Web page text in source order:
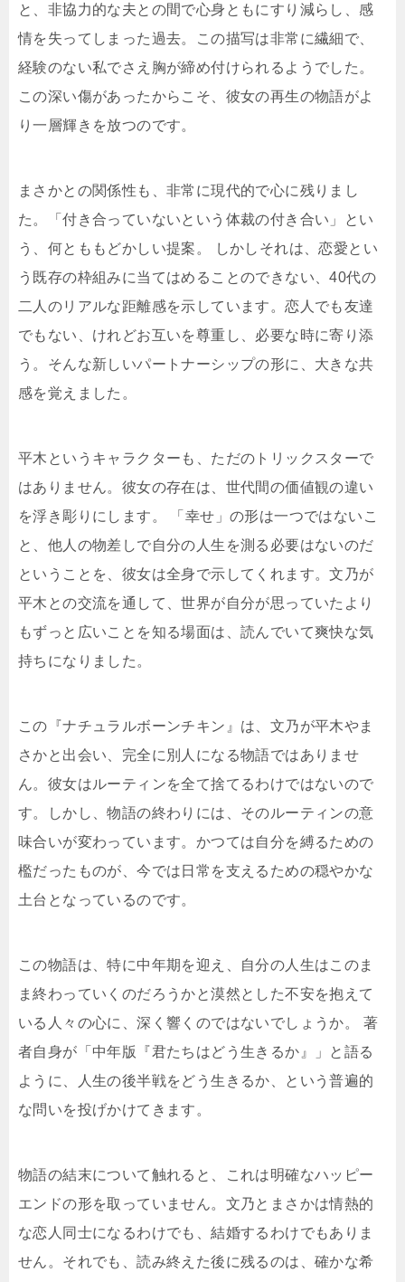
と、非協力的な夫との間で心身ともにすり減らし、感
情を失ってしまった過去。この描写は非常に繊細で、
経験のない私でさえ胸が締め付けられるようでした。
この深い傷があったからこそ、彼女の再生の物語がよ
り一層輝きを放つのです。
まさかとの関係性も、非常に現代的で心に残りまし
た。「付き合っていないという体裁の付き合い」とい
う、何とももどかしい提案。 しかしそれは、恋愛とい
う既存の枠組みに当てはめることのできない、40代の
二人のリアルな距離感を示しています。恋人でも友達
でもない、けれどお互いを尊重し、必要な時に寄り添
う。そんな新しいパートナーシップの形に、大きな共
感を覚えました。
平木というキャラクターも、ただのトリックスターで
はありません。彼女の存在は、世代間の価値観の違い
を浮き彫りにします。 「幸せ」の形は一つではないこ
と、他人の物差しで自分の人生を測る必要はないのだ
ということを、彼女は全身で示してくれます。文乃が
平木との交流を通して、世界が自分が思っていたより
もずっと広いことを知る場面は、読んでいて爽快な気
持ちになりました。
この『ナチュラルボーンチキン』は、文乃が平木やま
さかと出会い、完全に別人になる物語ではありませ
ん。彼女はルーティンを全て捨てるわけではないので
す。しかし、物語の終わりには、そのルーティンの意
味合いが変わっています。かつては自分を縛るための
檻だったものが、今では日常を支えるための穏やかな
土台となっているのです。
この物語は、特に中年期を迎え、自分の人生はこのま
ま終わっていくのだろうかと漠然とした不安を抱えて
いる人々の心に、深く響くのではないでしょうか。 著
者自身が「中年版『君たちはどう生きるか』」と語る
ように、人生の後半戦をどう生きるか、という普遍的
な問いを投げかけてきます。
物語の結末について触れると、これは明確なハッピー
エンドの形を取っていません。文乃とまさかは情熱的
な恋人同士になるわけでも、結婚するわけでもありま
せん。それでも、読み終えた後に残るのは、確かな希